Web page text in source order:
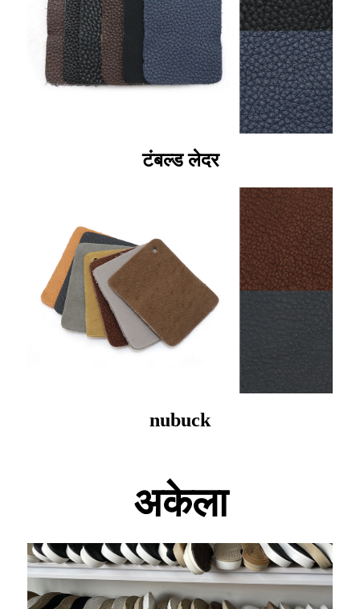
टंबल्ड लेदर
nubuck
अकेला